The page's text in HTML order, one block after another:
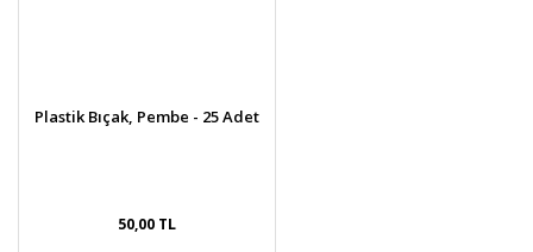
Plastik Bıçak, Pembe - 25 Adet
50,00 TL